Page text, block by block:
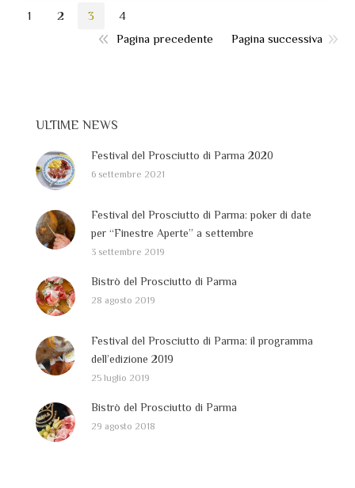
1 2 3
4
Pagina precedente
Pagina successiva
ULTIME NEWS
Festival del Prosciutto di Parma 2020
6 settembre 2021
Festival del Prosciutto di Parma: poker di date
per “Finestre Aperte” a settembre
3 settembre 2019
Bistrò del Prosciutto di Parma
28 agosto 2019
Festival del Prosciutto di Parma: il programma
dell’edizione 2019
25 luglio 2019
Bistrò del Prosciutto di Parma
29 agosto 2018